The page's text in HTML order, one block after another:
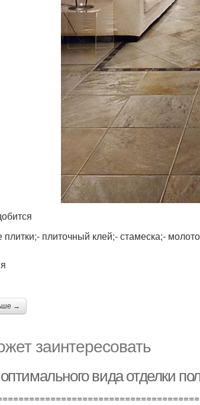
плитки;- плиточный клей;- стамеска;-
→
заинтересовать
вида отделки